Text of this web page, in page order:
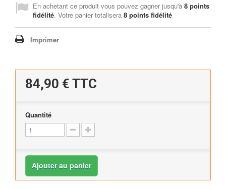
En achetant ce produit vous pouvez gagner jusqu'à 8 points
fidélité. Votre panier totalisera 8 points fidélité
Imprimer
84,90 € TTC
Quantité
Ajouter au panier